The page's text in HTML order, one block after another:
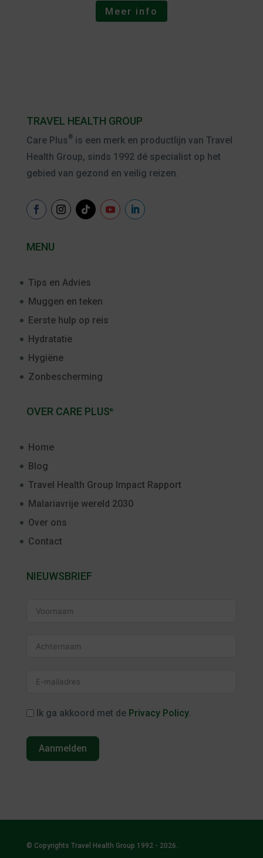
Meer info
TRAVEL HEALTH GROUP
Care Plus®is een merk en productlijn van Travel
Health Group, sinds 1992 dé specialist op het
gebied van gezond en veilig reizen.
MENU
Tips en Advies
Muggen en teken
Eerste hulp op reis
Hydratatie
Hygiëne
Zonbescherming
OVER CARE PLUS®
Home
Blog
Travel Health Group Impact Rapport
Malariavrije wereld 2030
Over ons
Contact
NIEUWSBRIEF
Ik ga akkoord met de Privacy Policy.
Aanmelden
© Copyrights Travel Health Group 1992 - 2026.